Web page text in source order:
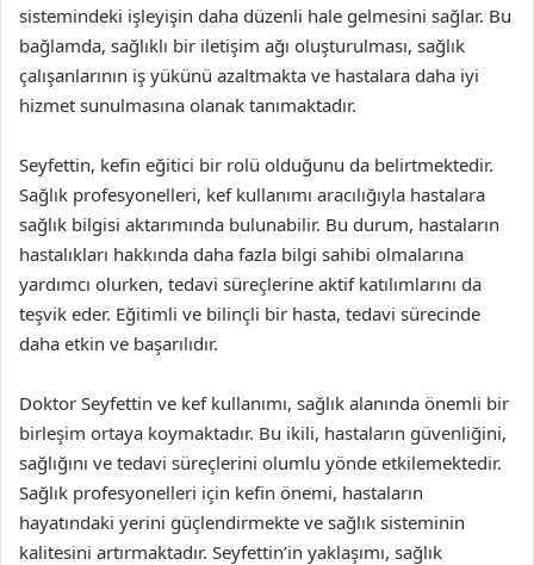
sistemindeki işleyişin daha düzenli hale gelmesini sağlar. Bu
bağlamda, sağlıklı bir iletişim ağı oluşturulması, sağlık
çalışanlarının iş yükünü azaltmakta ve hastalara daha iyi
hizmet sunulmasına olanak tanımaktadır.
Seyfettin, kefin eğitici bir rolü olduğunu da belirtmektedir.
Sağlık profesyonelleri, kef kullanımı aracılığıyla hastalara
sağlık bilgisi aktarımında bulunabilir. Bu durum, hastaların
hastalıkları hakkında daha fazla bilgi sahibi olmalarına
yardımcı olurken, tedavi süreçlerine aktif katılımlarını da
teşvik eder. Eğitimli ve bilinçli bir hasta, tedavi sürecinde
daha etkin ve başarılıdır.
Doktor Seyfettin ve kef kullanımı, sağlık alanında önemli bir
birleşim ortaya koymaktadır. Bu ikili, hastaların güvenliğini,
sağlığını ve tedavi süreçlerini olumlu yönde etkilemektedir.
Sağlık profesyonelleri için kefin önemi, hastaların
hayatındaki yerini güçlendirmekte ve sağlık sisteminin
kalitesini artırmaktadır. Seyfettin’in yaklaşımı, sağlık